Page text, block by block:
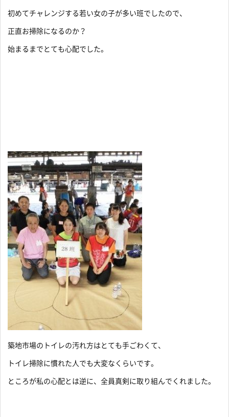
初めてチャレンジする若い女の子が多い班でしたので、
正直お掃除になるのか？
始まるまでとても心配でした。
築地市場のトイレの汚れ方はとても手ごわくて、
トイレ掃除に慣れた人でも大変なくらいです。
ところが私の心配とは逆に、全員真剣に取り組んでくれました。